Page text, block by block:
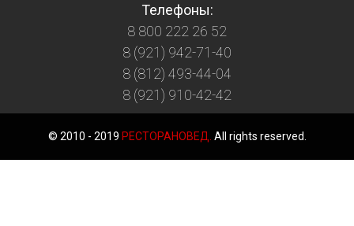
Телефоны:
8 800 222 26 52
8 (921) 942-71-40
8 (812) 493-44-04
8 (921) 910-42-42
© 2010 - 2019 РЕСТОРАНОВЕД. All rights reserved.